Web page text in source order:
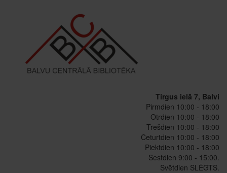
Tirgus ielā 7, Balvi
Pirmdien 10:00 - 18:00
Otrdien 10:00 - 18:00
Trešdien 10:00 - 18:00
Ceturtdien 10:00 - 18:00
Piektdien 10:00 - 18:00
Sestdien 9:00 - 15:00.
Svētdien SLĒGTS.